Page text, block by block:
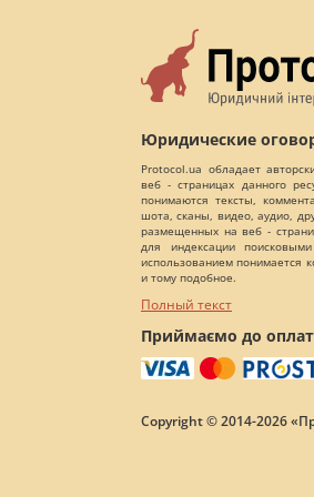
Юридические
Protocol.ua обладает
веб - страницах данного
понимаются тексты,
шота, сканы, видео, аудио,
размещенных на веб -
для индексации
использованием понимается
и тому подобное.
Полный текст
Приймаємо до
Copyright © 2014-2026